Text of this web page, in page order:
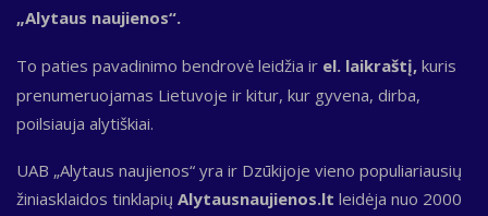
„Alytaus naujienos“.
To paties pavadinimo bendrovė leidžia ir el. laikraštį, kuris
prenumeruojamas Lietuvoje ir kitur, kur gyvena, dirba,
poilsiauja alytiškiai.
UAB „Alytaus naujienos“ yra ir Dzūkijoje vieno populiariausių
žiniasklaidos tinklapių Alytausnaujienos.lt leidėja nuo 2000